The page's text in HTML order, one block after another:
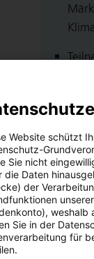
von
+|-
Website schützt
Sie nicht
die Daten
der
weshalb
Sie in der
für